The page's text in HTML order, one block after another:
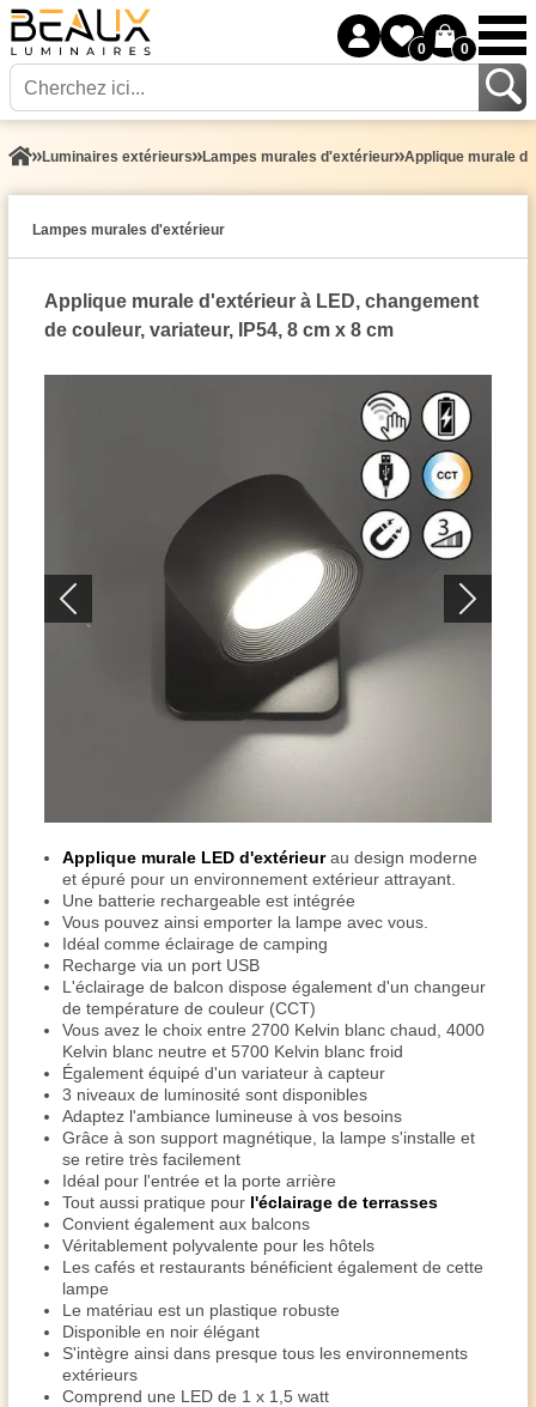
0 0
Luminaires extérieurs Lampes murales d'extérieur Applique murale
Lampes murales d'extérieur
Applique murale d'extérieur à LED, changement
de couleur, variateur, IP54, 8 cm x 8 cm
Applique murale LED d'extérieurau design moderne
et épuré pour un environnement extérieur attrayant.
Une batterie rechargeable est intégrée
Vous pouvez ainsi emporter la lampe avec vous.
Idéal comme éclairage de camping
Recharge via un port USB
L'éclairage de balcon dispose également d'un changeur
de température de couleur (CCT)
Vous avez le choix entre 2700 Kelvin blanc chaud, 4000
Kelvin blanc neutre et 5700 Kelvin blanc froid
Également équipé d'un variateur à capteur
3 niveaux de luminosité sont disponibles
Adaptez l'ambiance lumineuse à vos besoins
Grâce à son support magnétique, la lampe s'installe et
se retire très facilement
Idéal pour l'entrée et la porte arrière
Tout aussi pratique pour l'éclairage de terrasses
Convient également aux balcons
Véritablement polyvalente pour les hôtels
Les cafés et restaurants bénéficient également de cette
lampe
Le matériau est un plastique robuste
Disponible en noir élégant
S'intègre ainsi dans presque tous les environnements
extérieurs
Comprend une LED de 1 x 1,5 watt